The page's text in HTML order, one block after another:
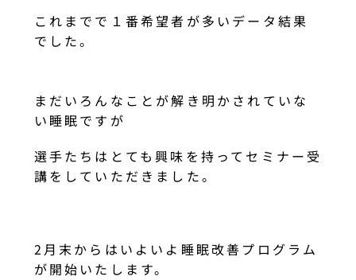
これまでで１番希望者が多いデータ結果
でした。
まだいろんなことが解き明かされていな
い睡眠ですが
選手たちはとても興味を持ってセミナー受
講をしていただきました。
2月末からはいよいよ睡眠改善プログラム
が開始いたします。